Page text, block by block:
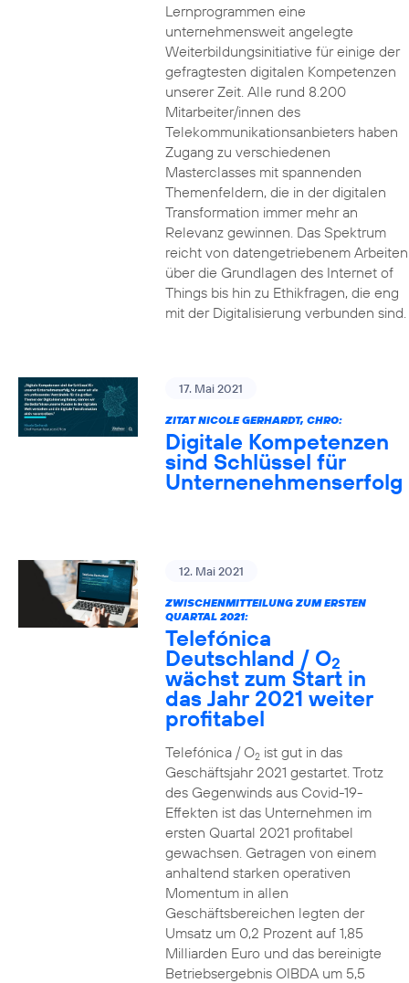
Lernprogrammen eine
unternehmensweit angelegte
Weiterbildungsinitiative für einige der
gefragtesten digitalen Kompetenzen
unserer Zeit. Alle rund 8.200
Mitarbeiter/innen des
Telekommunikationsanbieters haben
Zugang zu verschiedenen
Masterclasses mit spannenden
Themenfeldern, die in der digitalen
Transformation immer mehr an
Relevanz gewinnen. Das Spektrum
reicht von datengetriebenem Arbeiten
über die Grundlagen des Internet of
Things bis hin zu Ethikfragen, die eng
mit der Digitalisierung verbunden sind.
17. Mai 2021
ZITAT NICOLE GERHARDT, CHRO:
Digitale Kompetenzen
sind Schlüssel für
Unternenehmenserfolg
12. Mai 2021
ZWISCHENMITTEILUNG ZUM ERSTEN
QUARTAL 2021:
Telefónica
Deutschland / O2
wächst zum Start in
das Jahr 2021 weiter
profitabel
Telefónica / O2ist gut in das
Geschäftsjahr 2021 gestartet. Trotz
des Gegenwinds aus Covid-19-
Effekten ist das Unternehmen im
ersten Quartal 2021 profitabel
gewachsen. Getragen von einem
anhaltend starken operativen
Momentum in allen
Geschäftsbereichen legten der
Umsatz um 0,2 Prozent auf 1,85
Milliarden Euro und das bereinigte
Betriebsergebnis OIBDA um 5,5